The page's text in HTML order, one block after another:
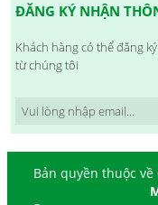
ĐĂNG KÝ NHẬN
Khách hàng có thể đăng
từ chúng tôi
Bản quyền thuộc về